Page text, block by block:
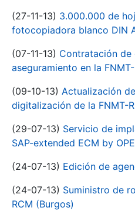
(27-11-13) 3.000.000 de
fotocopiadora blanco DIN
(07-11-13) Contratación de
aseguramiento en la
(09-10-13) Actualización
digitalización de la FNMT-
(29-07-13) Servicio de
SAP-extended ECM by
(24-07-13) Edición de
(24-07-13) Suministro de
RCM (Burgos)